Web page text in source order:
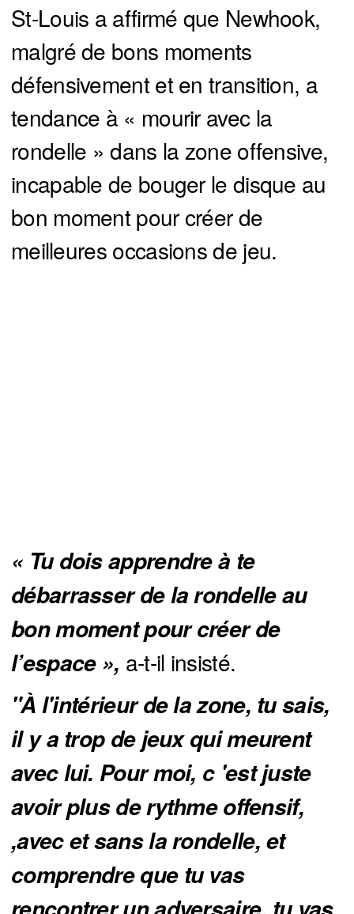
St-Louis a affirmé que Newhook,
malgré de bons moments
défensivement et en transition, a
tendance à « mourir avec la
rondelle » dans la zone offensive,
incapable de bouger le disque au
bon moment pour créer de
meilleures occasions de jeu.
« Tu dois apprendre à te
débarrasser de la rondelle au
bon moment pour créer de
l’espace », a-t-il insisté.
"À l'intérieur de la zone, tu sais,
il y a trop de jeux qui meurent
avec lui. Pour moi, c 'est juste
avoir plus de rythme offensif,
,avec et sans la rondelle, et
comprendre que tu vas